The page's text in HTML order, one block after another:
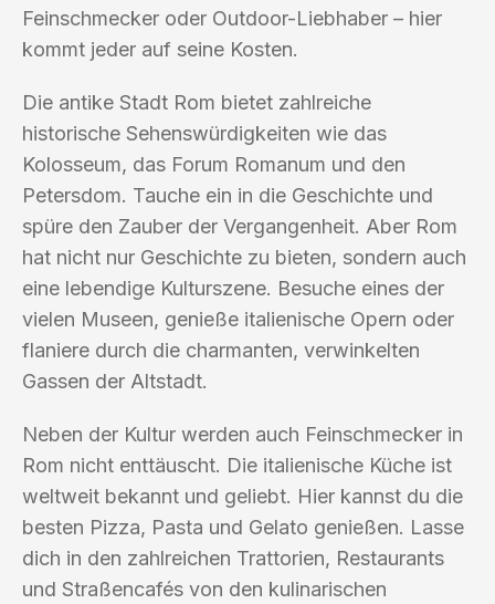
Feinschmecker oder Outdoor-Liebhaber – hier
kommt jeder auf seine Kosten.
Die antike Stadt Rom bietet zahlreiche
historische Sehenswürdigkeiten wie das
Kolosseum, das Forum Romanum und den
Petersdom. Tauche ein in die Geschichte und
spüre den Zauber der Vergangenheit. Aber Rom
hat nicht nur Geschichte zu bieten, sondern auch
eine lebendige Kulturszene. Besuche eines der
vielen Museen, genieße italienische Opern oder
flaniere durch die charmanten, verwinkelten
Gassen der Altstadt.
Neben der Kultur werden auch Feinschmecker in
Rom nicht enttäuscht. Die italienische Küche ist
weltweit bekannt und geliebt. Hier kannst du die
besten Pizza, Pasta und Gelato genießen. Lasse
dich in den zahlreichen Trattorien, Restaurants
und Straßencafés von den kulinarischen